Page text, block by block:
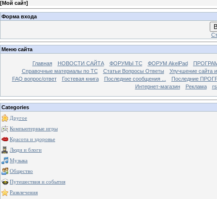
[Мой сайт]
Форма входа
Меню сайта
Главная НОВОСТИ САЙТА ФОРУМЫ TC ФОРУМ AkelPad
Справочные материалы по TС
Статьи Вопросы Ответы
Улучшение сайта
FAQ вопрос/ответ
Гостевая книга Последние сообщения ...
Последние
Интернет-магазин
Реклама
Categories
Другое
Компьютерные игры
Красота и здоровье
Люди и блоги
Музыка
Общество
Путешествия и события
Развлечения